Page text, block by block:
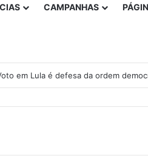
CAMPANHAS
em Lula é defesa da ordem